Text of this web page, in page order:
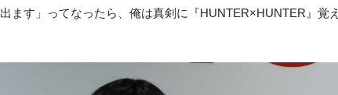
ます」ってなったら、俺は真剣に『HUNTER×HUNTER』覚え